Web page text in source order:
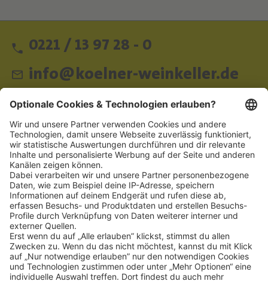
0221 / 13 97 28 - 0
info@koelner-weinkeller.de
Schnellzugriff
ZAHLUNGSMETHODEN
SOCIAL
NEWSLETTER
BESUCHEN SIE UNS